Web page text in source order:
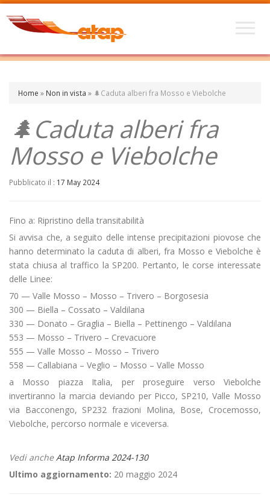
Home » Non in vista » 🌲Caduta alberi fra Mosso e Viebolche
🌲Caduta alberi fra
Mosso e Viebolche
Pubblicato il : 17 May 2024
Fino a: Ripristino della transitabilità
Si avvisa che, a seguito delle intense precipitazioni piovose che
hanno determinato la caduta di alberi, fra Mosso e Viebolche è
stata chiusa al traffico la SP200. Pertanto, le corse interessate
delle Linee:
70 — Valle Mosso – Mosso – Trivero – Borgosesia
300 — Biella – Cossato – Valdilana
330 — Donato – Graglia – Biella – Pettinengo – Valdilana
553 — Mosso – Trivero – Crevacuore
555 — Valle Mosso – Mosso – Trivero
558 — Callabiana – Veglio – Mosso – Valle Mosso
a Mosso piazza Italia, per proseguire verso Viebolche
invertiranno la marcia deviando per Picco, SP210, Valle Mosso
via Bacconengo, SP232 frazioni Molina, Bose, Crocemosso,
Viebolche, percorso normale e viceversa.
Vedi ancheAtap Informa 2024-130
Ultimo aggiornamento: 20 maggio 2024